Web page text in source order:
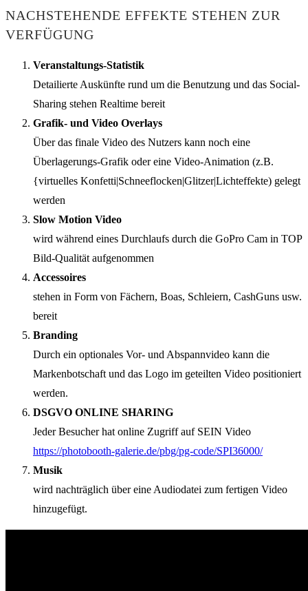
NACHSTEHENDE EFFEKTE STEHEN ZUR
VERFÜGUNG
Veranstaltungs-Statistik
Detailierte Auskünfte rund um die Benutzung und das Social-
Sharing stehen Realtime bereit
Grafik- und Video Overlays
Über das finale Video des Nutzers kann noch eine
Überlagerungs-Grafik oder eine Video-Animation (z.B.
{virtuelles Konfetti|Schneeflocken|Glitzer|Lichteffekte) gelegt
werden
Slow Motion Video
wird während eines Durchlaufs durch die GoPro Cam in TOP
Bild-Qualität aufgenommen
Accessoires
stehen in Form von Fächern, Boas, Schleiern, CashGuns usw.
bereit
Branding
Durch ein optionales Vor- und Abspannvideo kann die
Markenbotschaft und das Logo im geteilten Video positioniert
werden.
DSGVO ONLINE SHARING
Jeder Besucher hat online Zugriff auf SEIN Video
https://photobooth-galerie.de/pbg/pg-code/SPI36000/
Musik
wird nachträglich über eine Audiodatei zum fertigen Video
hinzugefügt.